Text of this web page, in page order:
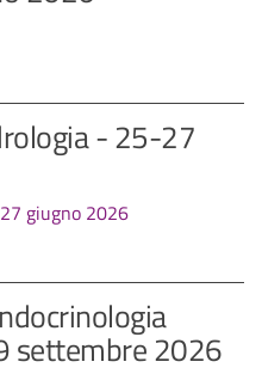
- 25-27
giugno 2026
settembre 2026